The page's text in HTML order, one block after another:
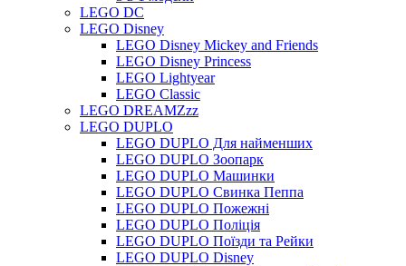
LEGO DC
LEGO Disney
LEGO Disney Mickey and Friends
LEGO Disney Princess
LEGO Lightyear
LEGO Classic
LEGO DREAMZzz
LEGO DUPLO
LEGO DUPLO Для найменших
LEGO DUPLO Зоопарк
LEGO DUPLO Машинки
LEGO DUPLO Свинка Пеппа
LEGO DUPLO Пожежні
LEGO DUPLO Поліція
LEGO DUPLO Поїзди та Рейки
LEGO DUPLO Disney